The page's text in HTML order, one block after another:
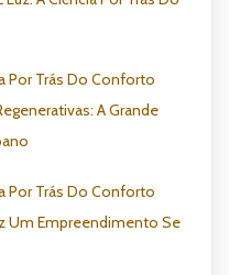
Por Trás Do Conforto
A Grande
Por Trás Do Conforto
Um Empreendimento Se